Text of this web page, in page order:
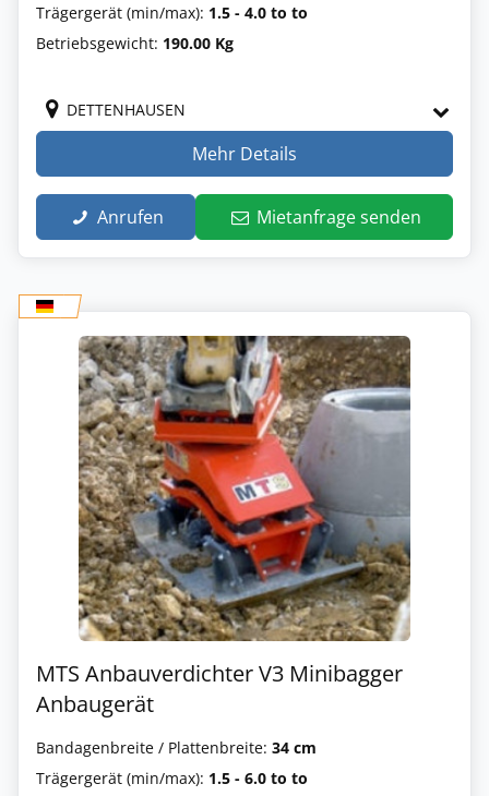
Trägergerät (min/max): 1.5 - 4.0 to to
Betriebsgewicht: 190.00 Kg
DETTENHAUSEN
Mehr Details
Anrufen Mietanfrage senden
MTS Anbauverdichter V3 Minibagger
Anbaugerät
Bandagenbreite / Plattenbreite: 34 cm
Trägergerät (min/max): 1.5 - 6.0 to to